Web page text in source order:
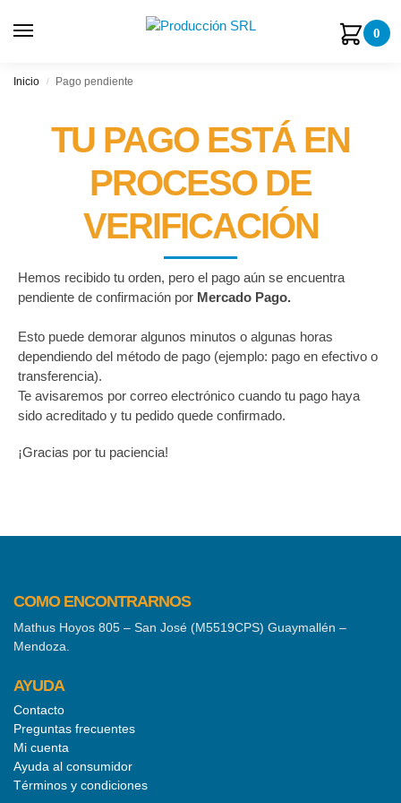
0
Inicio / Pago pendiente
TU PAGO ESTÁ EN
PROCESO DE
VERIFICACIÓN
Hemos recibido tu orden, pero el pago aún se encuentra
pendiente de confirmación por Mercado Pago.
Esto puede demorar algunos minutos o algunas horas
dependiendo del método de pago (ejemplo: pago en efectivo o
transferencia).
Te avisaremos por correo electrónico cuando tu pago haya
sido acreditado y tu pedido quede confirmado.
¡Gracias por tu paciencia!
COMO ENCONTRARNOS
Mathus Hoyos 805 – San José (M5519CPS) Guaymallén –
Mendoza.
AYUDA
Contacto
Preguntas frecuentes
Mi cuenta
Ayuda al consumidor
Términos y condiciones